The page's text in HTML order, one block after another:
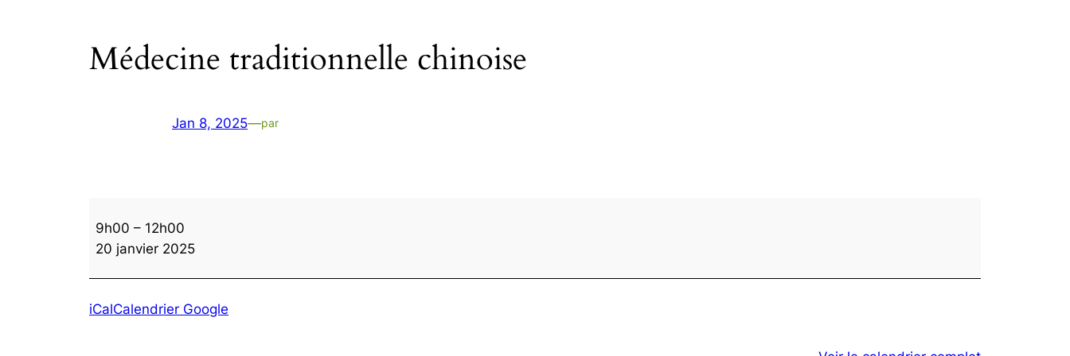
Médecine traditionnelle chinoise
Jan 8, 2025—par
traditionnelle
chinoise
9h00 – 12h00
20 janvier 2025
iCalCalendrier Google